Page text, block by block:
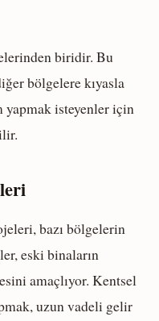
biridir. Bu
bölgelere kıyasla
yapmak isteyenler için
bazı bölgelerin
eski binaların
amaçlıyor. Kentsel
uzun vadeli gelir